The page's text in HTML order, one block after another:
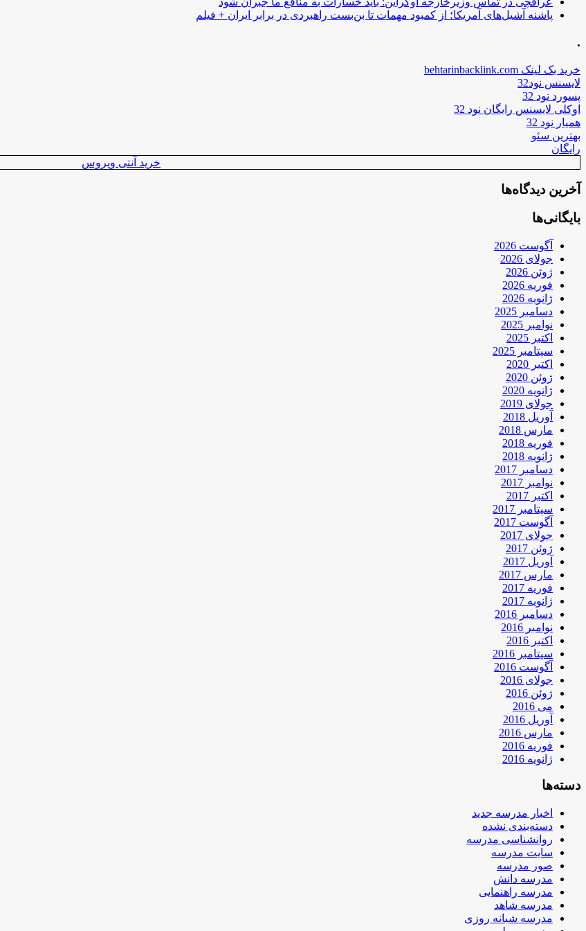
پاشنه آشیل‌های آمریکا؛ از کمبود مهمات تا بن‌بست راهبردی در برابر ایران + فیلم
.
خرید بک لینک behtarinbacklink.com
لایسنس نود32
پسورد نود 32
اوکلی لایسنس رایگان نود 32
همیار نود 32
بهترین سئو
رایگان
خرید آنتی ویروس
آخرین دیدگاه‌ها
بایگانی‌ها
آگوست 2026
جولای 2026
ژوئن 2026
فوریه 2026
ژانویه 2026
دسامبر 2025
نوامبر 2025
اکتبر 2025
سپتامبر 2025
اکتبر 2020
ژوئن 2020
ژانویه 2020
جولای 2019
آوریل 2018
مارس 2018
فوریه 2018
ژانویه 2018
دسامبر 2017
نوامبر 2017
اکتبر 2017
سپتامبر 2017
آگوست 2017
جولای 2017
ژوئن 2017
آوریل 2017
مارس 2017
فوریه 2017
ژانویه 2017
دسامبر 2016
نوامبر 2016
اکتبر 2016
سپتامبر 2016
آگوست 2016
جولای 2016
ژوئن 2016
می 2016
آوریل 2016
مارس 2016
فوریه 2016
ژانویه 2016
دسته‌ها
اخبار مدرسه جدید
دسته‌بندی نشده
روانشناسی مدرسه
سایت مدرسه
صور مدرسه
مدرسه دانش
مدرسه راهنمایی
مدرسه شاهد
مدرسه شبانه روزی